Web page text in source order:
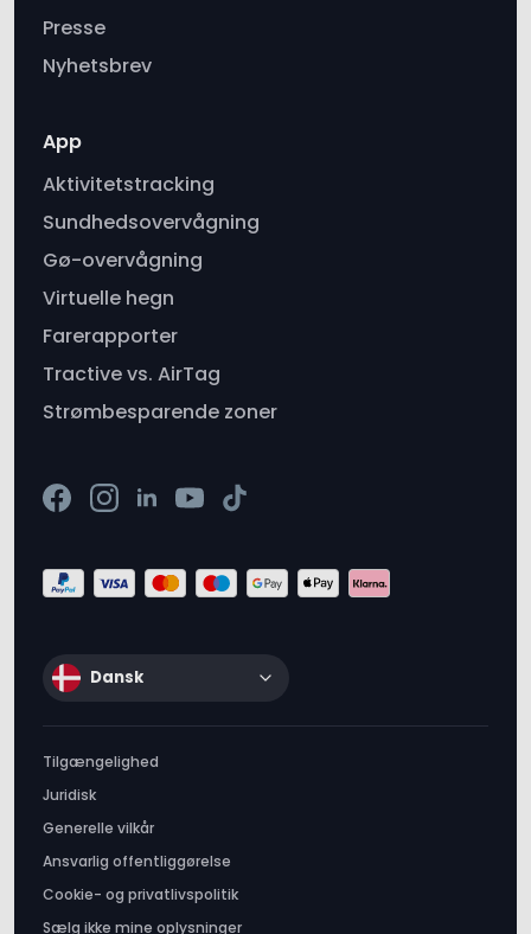
App
Sundhedsovervågning
Gø-overvågning
Virtuelle hegn
Farerapporter
Tractive vs. AirTag
Strømbesparende zoner
Dansk
Tilgængelighed
Tractive © 2012-2026. Alle rettigheder forbeholdes